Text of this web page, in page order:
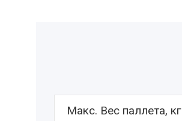
Макс. Вес паллета, кг